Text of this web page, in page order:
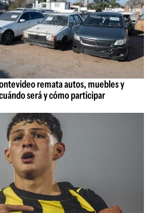
remata autos, muebles y
será y cómo participar